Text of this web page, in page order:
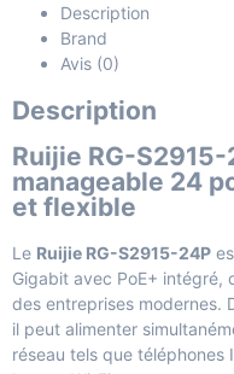
Description
Brand
Avis (0)
Description
Ruijie RG-
manageable 24
et flexible
Le Ruijie RG-S2915-24P
Gigabit avec PoE+ intégré,
des entreprises modernes.
il peut alimenter
réseau tels que téléphones